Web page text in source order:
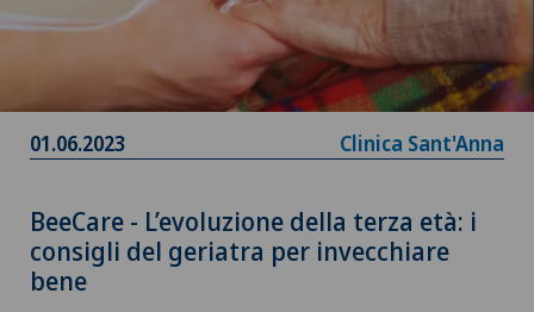
01.06.2023 Clinica Sant'Anna
BeeCare - L’evoluzione della terza età: i
consigli del geriatra per invecchiare
bene